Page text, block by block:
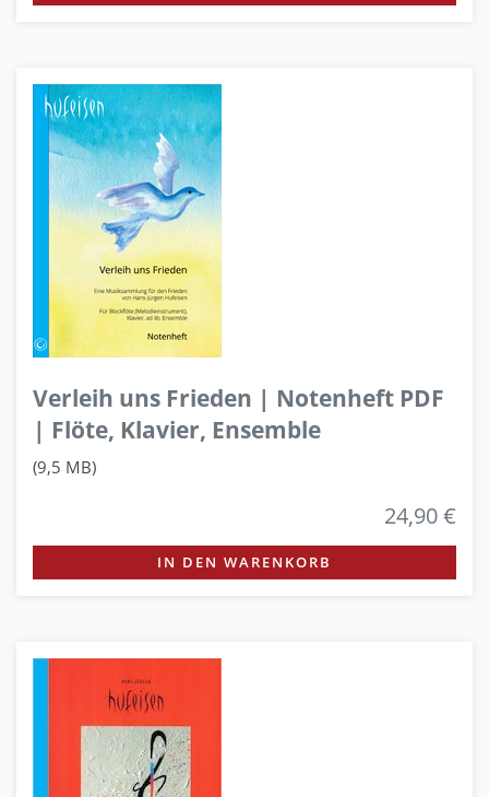
Verleih uns Frieden | Notenheft PDF
| Flöte, Klavier, Ensemble
(9,5 MB)
24,90 €
IN DEN WARENKORB